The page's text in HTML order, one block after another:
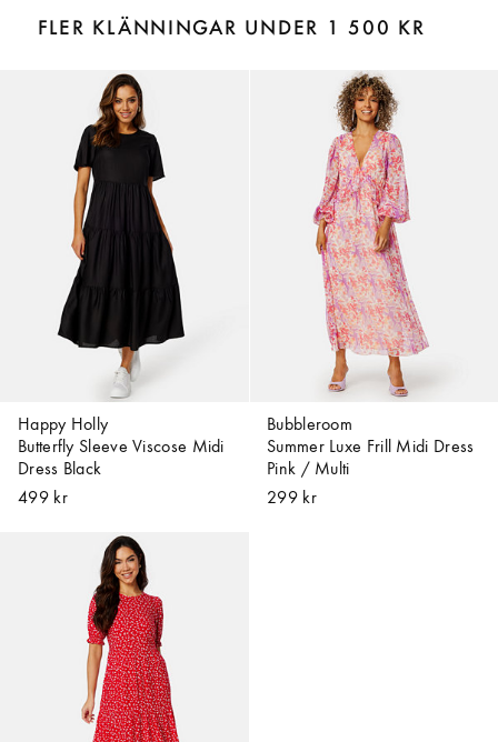
FLER KLÄNNINGAR UNDER 1 500 KR
Happy Holly
Butterfly Sleeve Viscose Midi
Dress Black
499 kr
Bubbleroom
Summer Luxe Frill Midi Dress
Pink / Multi
299 kr